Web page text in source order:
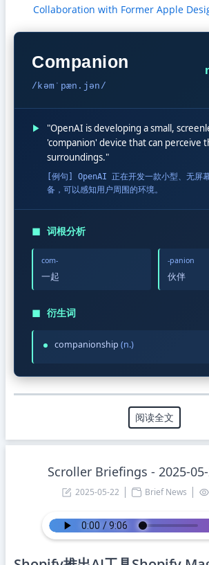
Collaboration with Former Apple
Companion
/kəmˈpæn.jən/
▶
"OpenAI is developing a small,
'companion' device that can perceive
surroundings."
[例句] OpenAI 正在开发一款小型、无屏
备，可以感知用户周围的环境。
◼ 词根分析
com-
一起
-panion
伙伴
◼ 衍生词
companionship (n.)
阅读全文
Scroller Briefings - 2025-05-22
2025-05-22 Brief News